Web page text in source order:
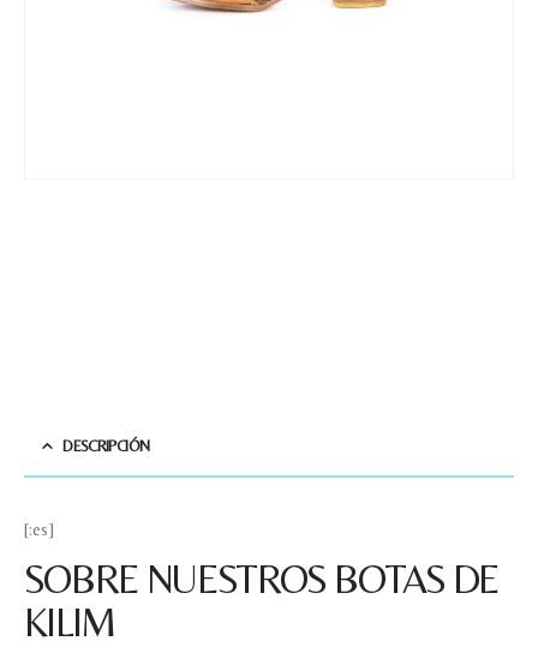
DESCRIPCIÓN
[:es]
SOBRE NUESTROS BOTAS DE
KILIM